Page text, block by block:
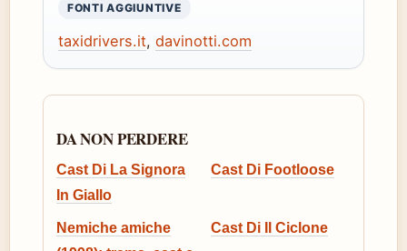
FONTI AGGIUNTIVE
taxidrivers.it, davinotti.com
DA NON PERDERE
Cast Di La Signora
In Giallo
Cast Di Footloose
Nemiche amiche
Cast Di Il Ciclone